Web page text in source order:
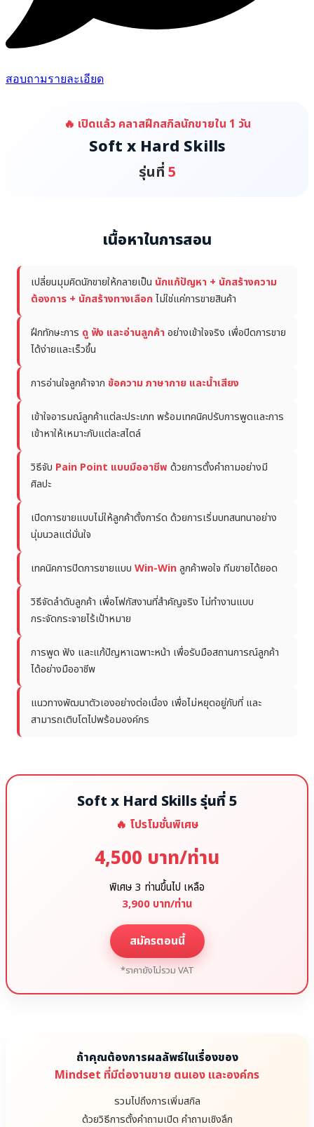
สอบถามรายละเอียด
🔥 เปิดแล้ว คลาสฝึกสกิลนักขายใน 1 วัน
Soft x Hard Skills
รุ่นที่ 5
เนื้อหาในการสอน
เปลี่ยนมุมคิดนักขายให้กลายเป็น นักแก้ปัญหา + นักสร้างความ
ต้องการ + นักสร้างทางเลือกไม่ใช่แค่การขายสินค้า
ฝึกทักษะการ ดู ฟัง และอ่านลูกค้าอย่างเข้าใจจริง เพื่อปิดการขาย
ได้ง่ายและเร็วขึ้น
การอ่านใจลูกค้าจาก ข้อความ ภาษากาย และน้ำเสียง
เข้าใจอารมณ์ลูกค้าแต่ละประเภท พร้อมเทคนิคปรับการพูดและการ
เข้าหาให้เหมาะกับแต่ละสไตล์
วิธีจับ Pain Point แบบมืออาชีพ ด้วยการตั้งคำถามอย่างมี
ศิลปะ
เปิดการขายแบบไม่ให้ลูกค้าตั้งการ์ด ด้วยการเริ่มบทสนทนาอย่าง
นุ่มนวลแต่มั่นใจ
เทคนิคการปิดการขายแบบ Win-Winลูกค้าพอใจ ทีมขายได้ยอด
วิธีจัดลำดับลูกค้า เพื่อโฟกัสงานที่สำคัญจริง ไม่ทำงานแบบ
กระจัดกระจายไร้เป้าหมาย
การพูด ฟัง และแก้ปัญหาเฉพาะหน้า เพื่อรับมือสถานการณ์ลูกค้า
ได้อย่างมืออาชีพ
แนวทางพัฒนาตัวเองอย่างต่อเนื่อง เพื่อไม่หยุดอยู่กับที่ และ
สามารถเติบโตไปพร้อมองค์กร
Soft x Hard Skills รุ่นที่ 5
🔥 โปรโมชั่นพิเศษ
4,500 บาท/ท่าน
พิเศษ 3 ท่านขึ้นไป เหลือ
3,900 บาท/ท่าน
สมัครตอนนี้
*ราคายังไม่รวม VAT
ถ้าคุณต้องการผลลัพธ์ในเรื่องของ
Mindset ที่มีต่องานขาย ตนเอง และองค์กร
รวมไปถึงการเพิ่มสกิล
ด้วยวิธีการตั้งคำถามเปิด คำถามเชิงลึก